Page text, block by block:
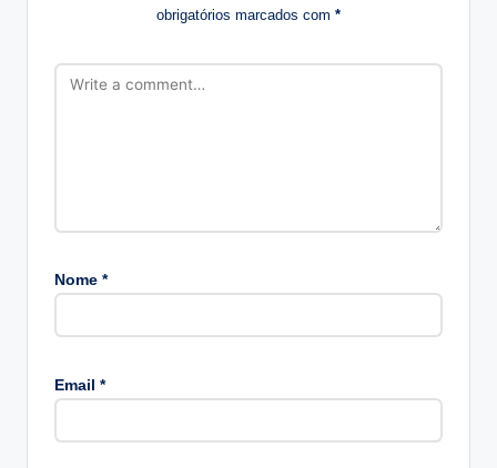
obrigatórios marcados com *
Nome *
Email *
e